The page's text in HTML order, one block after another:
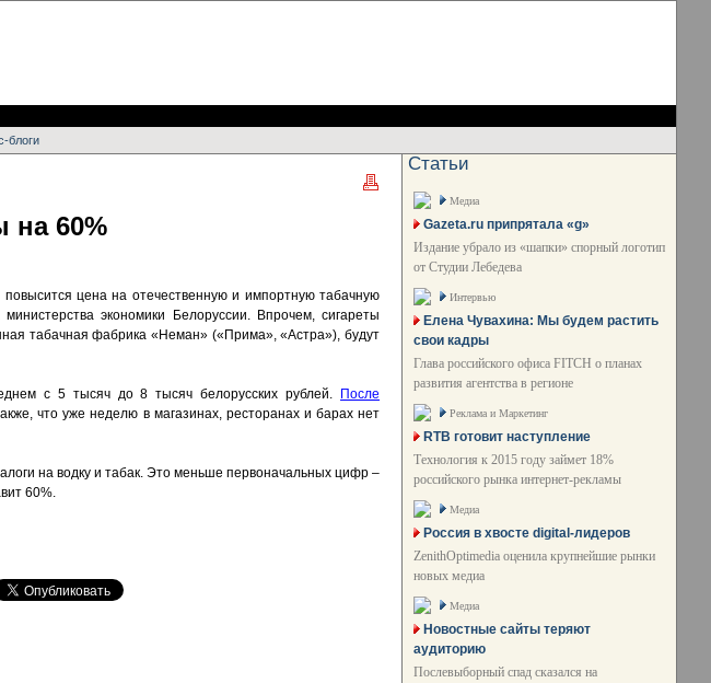
блоги
на 60%
цена на отечественную и импортную табачную
экономики Белоруссии. Впрочем, сигареты
табачная фабрика «Неман» («Прима», «Астра»), будут
с 5 тысяч до 8 тысяч белорусских рублей.
После
что уже неделю в магазинах, ресторанах и барах нет
на водку и табак. Это меньше первоначальных цифр –
60%.
Статьи
Медиа
Gazeta.ru припрятала «g»
Издание убрало из «шапки» спорный логотип
от Студии Лебедева
Интервью
Елена Чувахина: Мы будем растить
свои кадры
Глава российского офиса FITCH о планах
развития агентства в регионе
Реклама и Маркетинг
RTB готовит наступление
Технология к 2015 году займет 18%
российского рынка интернет-рекламы
Медиа
Россия в хвосте digital-лидеров
ZenithOptimedia оценила крупнейшие рынки
новых медиа
Медиа
Новостные сайты теряют
аудиторию
Послевыборный спад сказался на